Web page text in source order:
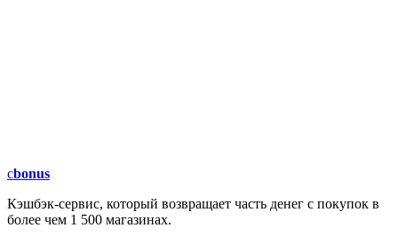
cbonus
Кэшбэк-сервис, который возвращает часть денег с покупок в
более чем 1 500 магазинах.